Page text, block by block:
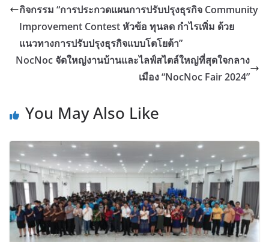
กิจกรรม “การประกวดแผนการปรับปรุงธุรกิจ Community
Improvement Contest หัวข้อ ทุนลด กำไรเพิ่ม ด้วย
แนวทางการปรับปรุงธุรกิจแบบโตโยต้า”
NocNoc จัดใหญ่งานบ้านและไลฟ์สไตล์ใหญ่ที่สุดใจกลาง
เมือง “NocNoc Fair 2024”
You May Also Like